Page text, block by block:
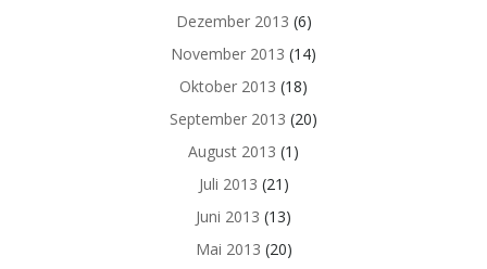
Dezember 2013 (6)
November 2013 (14)
Oktober 2013 (18)
September 2013 (20)
August 2013 (1)
Juli 2013 (21)
Juni 2013 (13)
Mai 2013 (20)